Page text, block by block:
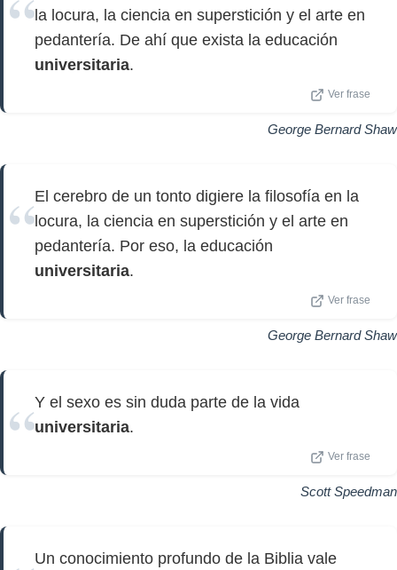
la locura, la ciencia en superstición y el arte en
pedantería. De ahí que exista la educación
universitaria.
Ver frase
George Bernard Shaw
El cerebro de un tonto digiere la filosofía en la
locura, la ciencia en superstición y el arte en
pedantería. Por eso, la educación
universitaria.
Ver frase
George Bernard Shaw
Y el sexo es sin duda parte de la vida
universitaria.
Ver frase
Scott Speedman
Un conocimiento profundo de la Biblia vale